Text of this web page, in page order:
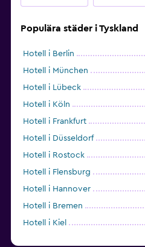
Populära städer i Tyskland
Hotell i Berlin
Hotell i München
Hotell i Lübeck
Hotell i Köln
Hotell i Frankfurt
Hotell i Düsseldorf
Hotell i Rostock
Hotell i Flensburg
Hotell i Hannover
Hotell i Bremen
Hotell i Kiel